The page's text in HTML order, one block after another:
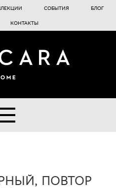
СОБЫТИЯ БЛОГ
КОНТАКТЫ
ПОВТОР